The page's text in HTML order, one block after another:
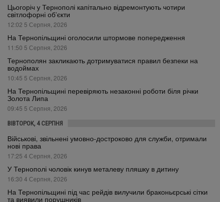
Цьогоріч у Тернополі капітально відремонтують чотири
світлофорні об’єкти
12:02 5 Серпня, 2026
На Тернопільщині оголосили штормове попередження
11:50 5 Серпня, 2026
Тернополян закликають дотримуватися правил безпеки на
водоймах
10:45 5 Серпня, 2026
На Тернопільщині перевіряють незаконні роботи біля річки
Золота Липа
09:45 5 Серпня, 2026
ВІВТОРОК, 4 СЕРПНЯ
Військові, звільнені умовно-достроково для служби, отримали
нові права
17:25 4 Серпня, 2026
У Тернополі чоловік кинув металеву пляшку в дитину
16:30 4 Серпня, 2026
На Тернопільщині під час рейдів вилучили браконьєрські сітки
та виявили порушників